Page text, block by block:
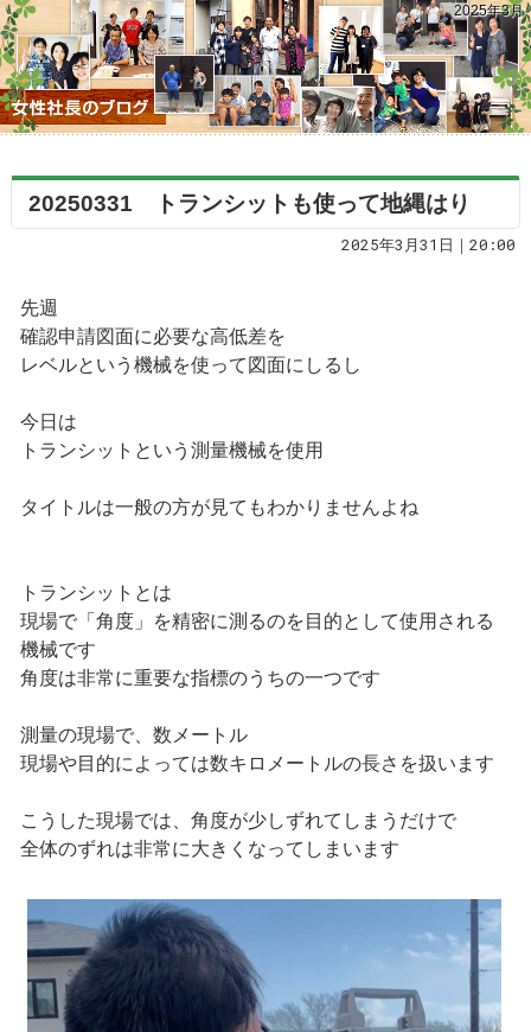
2025年3月
20250331 トランシットも使って地縄はり
2025年3月31日｜20:00
先週
確認申請図面に必要な高低差を
レベルという機械を使って図面にしるし
今日は
トランシットという測量機械を使用
タイトルは一般の方が見てもわかりませんよね
トランシットとは
現場で「角度」を精密に測るのを目的として使用される
機械です
角度は非常に重要な指標のうちの一つです
測量の現場で、数メートル
現場や目的によっては数キロメートルの長さを扱います
こうした現場では、角度が少しずれてしまうだけで
全体のずれは非常に大きくなってしまいます